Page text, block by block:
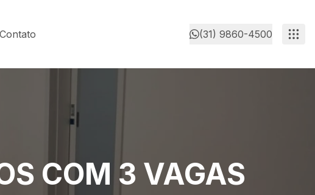
Contato (31) 9860-4500
COM 3 VAGAS